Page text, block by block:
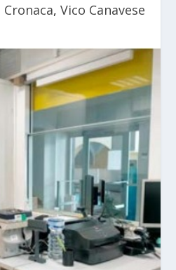
Cronaca, Vico Canavese